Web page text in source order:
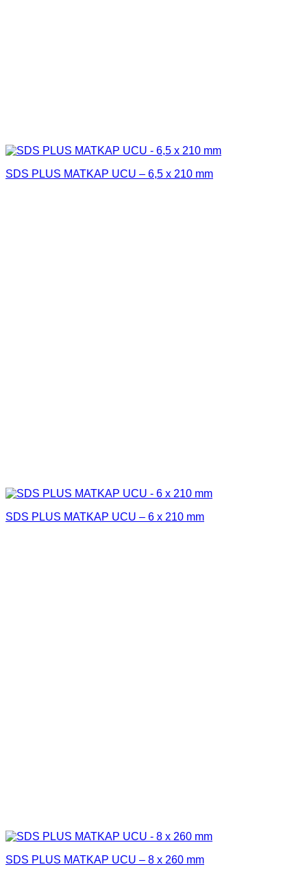
SDS PLUS MATKAP UCU – 6,5 x 210 mm
SDS PLUS MATKAP UCU – 6 x 210 mm
SDS PLUS MATKAP UCU – 8 x 260 mm